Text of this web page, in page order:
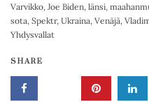
Varvikko, Joe Biden, länsi,
sota, Spektr, Ukraina, Venäjä,
Yhdysvallat
SHARE